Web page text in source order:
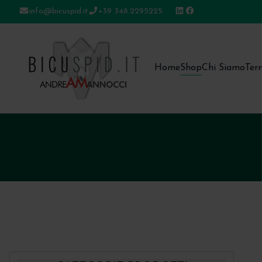
info@bicuspid.it +39 348.2295225
HomeShopChi Siamo